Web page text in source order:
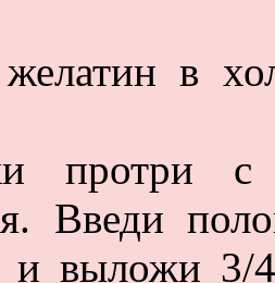
в
протри с
Введи
и выложи 3/